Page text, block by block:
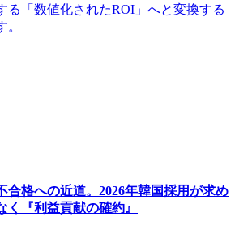
る「数値化されたROI」へと変換する
合格への近道。2026年韓国採用が求め
『利益貢献の確約』